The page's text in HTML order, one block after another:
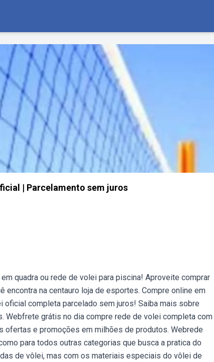
| Parcelamento sem juros
quadra ou rede de volei para piscina! Aproveite comprar
na centauro loja de esportes. Compre online em
completa parcelado sem juros! Saiba mais sobre
grátis no dia compre rede de volei completa com
e promoções em milhões de produtos. Webrede
para todos outras categorias que busca a pratica do
de vôlei, mas com os materiais especiais do vôlei de